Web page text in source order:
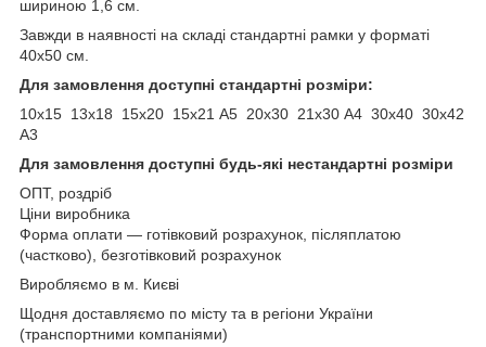
шириною 1,6 см.
Завжди в наявності на складі стандартні рамки у форматі
40х50 см.
Для замовлення доступні стандартні розміри:
10х15 13х18 15х20 15х21 А5 20х30 21х30 А4 30х40 30х42
А3
Для замовлення доступні будь-які нестандартні розміри
ОПТ, роздріб
Ціни виробника
Форма оплати ― готівковий розрахунок, післяплатою
(частково), безготівковий розрахунок
Виробляємо в м. Києві
Щодня доставляємо по місту та в регіони України
(транспортними компаніями)